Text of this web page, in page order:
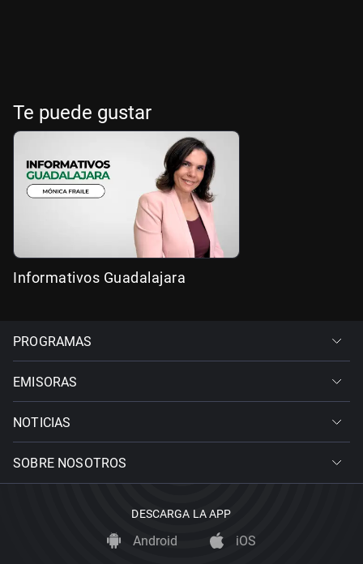
Te puede gustar
Informativos Guadalajara
PROGRAMAS
EMISORAS
NOTICIAS
SOBRE NOSOTROS
DESCARGA LA APP
Android iOS